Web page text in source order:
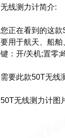
无线测力计简介:
您正在看到的这
要用于航天、船舶
键：开/关机;置零;
需要此款50T无线
50T无线测力计图